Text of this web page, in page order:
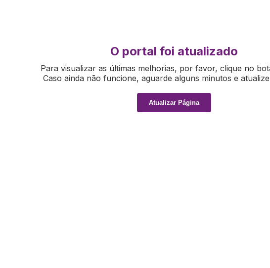
O portal foi atualizado
Para visualizar as últimas melhorias, por favor, clique no
Caso ainda não funcione, aguarde alguns minutos e
Atualizar Página